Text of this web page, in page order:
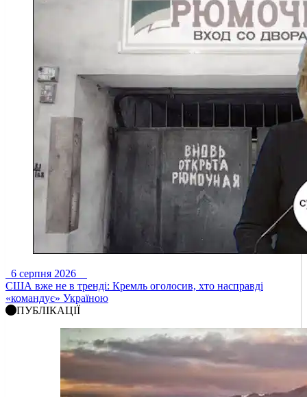
6 серпня 2026
США вже не в тренді: Кремль оголосив, хто насправді
«командує» Україною
ПУБЛІКАЦІЇ